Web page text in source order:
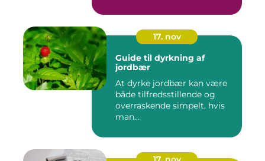
17. nov
Guide til dyrkning af
jordbær
At dyrke jordbær kan være
både tilfredsstillende og
overraskende simpelt, hvis
man...